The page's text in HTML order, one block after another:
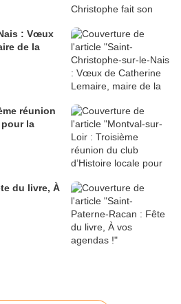
: Vœux
de la
réunion
la
du livre, À